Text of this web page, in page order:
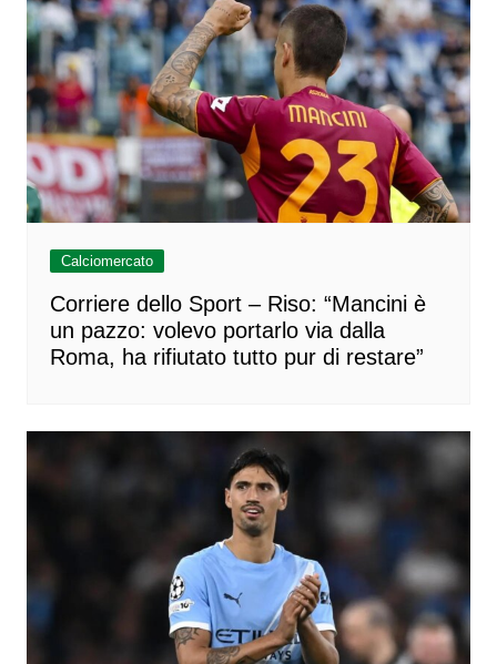
Calciomercato
Corriere dello Sport – Riso: “Mancini è
un pazzo: volevo portarlo via dalla
Roma, ha rifiutato tutto pur di restare”